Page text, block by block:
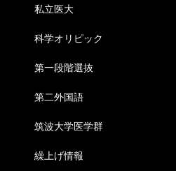
私立医大
科学オリピック
第一段階選抜
第二外国語
筑波大学医学群
繰上げ情報